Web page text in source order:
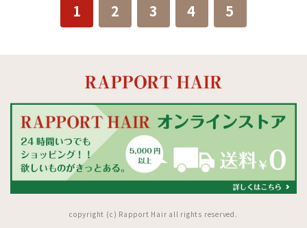
1 2 3 4 5
copyright (c) Rapport Hair all rights reserved.